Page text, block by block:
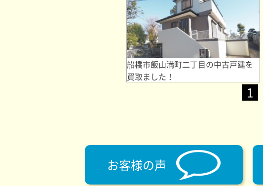
船橋市飯山満町二丁目の中古戸建を
買取ました！
1
お客様の声